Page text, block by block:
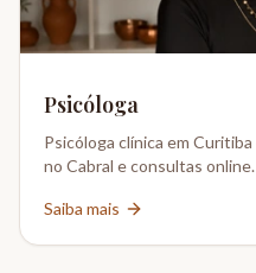
Psicóloga
Psicóloga clínica em
no Cabral e consultas
Saiba mais